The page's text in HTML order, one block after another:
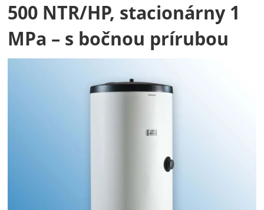
500 NTR/HP, stacionárny 1
MPa – s bočnou prírubou